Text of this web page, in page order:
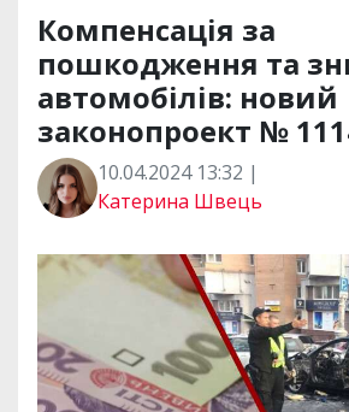
Компенсація за
пошкодження та
автомобілів: новий
законопроект №
10.04.2024 13:32 |
Катерина Швець